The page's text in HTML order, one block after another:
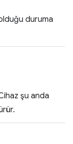
duruma
şu anda